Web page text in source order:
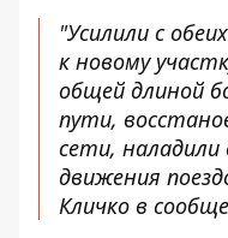
"Усилили с
к новому
общей длиной
пути,
сети,
движения
Кличко в